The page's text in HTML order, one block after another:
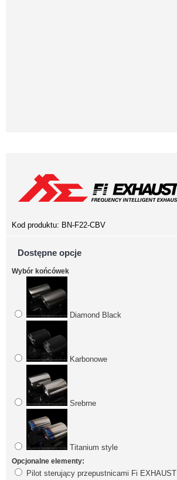
Kod produktu: BN-F22-CBV
Dostępne opcje
Wybór końcówek
Diamond Black
Karbonowe
Srebrne
Titanium style
Opcjonalne elementy:
Pilot sterujący przepustnicami Fi EXHAUST